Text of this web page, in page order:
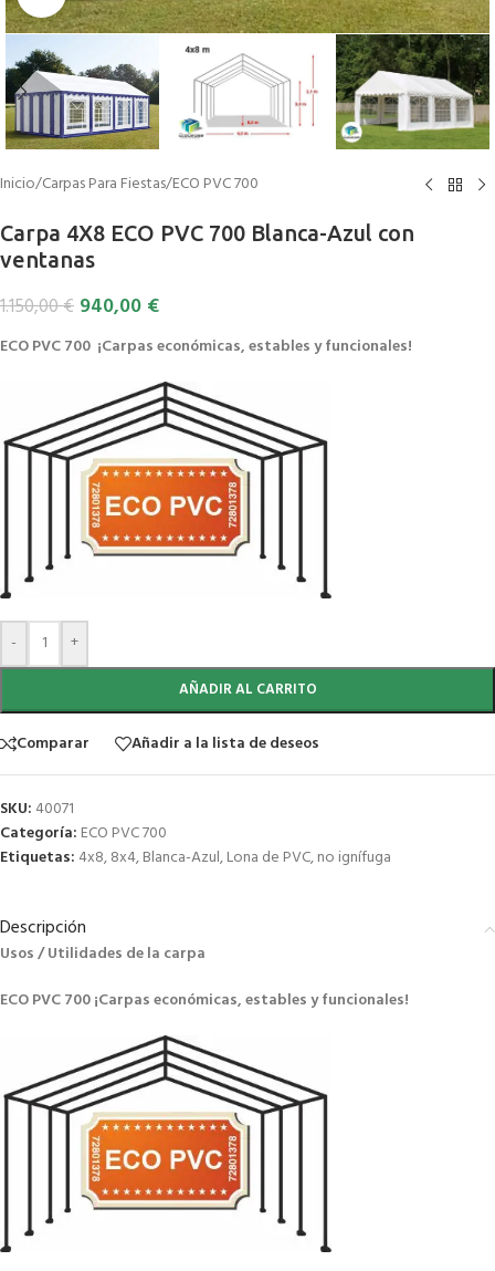
Inicio/Carpas Para Fiestas/ECO PVC 700
Carpa 4X8 ECO PVC 700 Blanca-Azul con
ventanas
1.150,00€ 940,00 €
ECO PVC 700 ¡Carpas económicas, estables y funcionales!
- +
AÑADIR AL CARRITO
Comparar Añadir a la lista de deseos
SKU: 40071
Categoría: ECO PVC 700
Etiquetas: 4x8,8x4,Blanca-Azul,Lona de PVC,no ignífuga
Descripción
Usos / Utilidades de la carpa
ECO PVC 700 ¡Carpas económicas, estables y funcionales!